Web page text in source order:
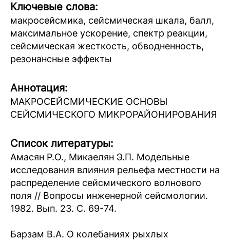
Ключевые слова:
макросейсмика, сейсмическая шкала, балл,
максимальное ускорение, спектр реакции,
сейсмическая жесткость, обводненность,
резонансные эффекты
Аннотация:
МАКРОСЕЙСМИЧЕСКИЕ ОСНОВЫ
СЕЙСМИЧЕСКОГО МИКРОРАЙОНИРОВАНИЯ
Список литературы:
Амасян Р.О., Микаелян Э.П. Модельные
исследования влияния рельефа местности на
распределение сейсмического волнового
поля // Вопросы инженерной сейсмологии.
1982. Вып. 23. С. 69-74.
Барзам В.А. О колебаниях рыхлых